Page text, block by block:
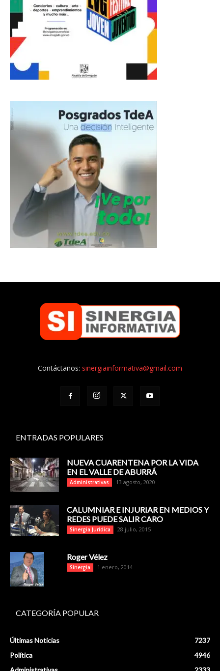
Contáctanos: sinergiainformativa@gmail.com
ENTRADAS POPULARES
NUEVA CUARENTENA POR LA VIDA
EN EL VALLE DE ABURRÁ
Administrativas 13 agosto, 2020
CALUMNIAR E INJURIAR EN MEDIOS Y
REDES PUEDE SALIR CARO
Sinergia Jurídica 28 julio, 2015
Roger Vélez
Sinergia 1 enero, 2014
CATEGORÍA POPULAR
Últimas Noticias
7237
Política
4946